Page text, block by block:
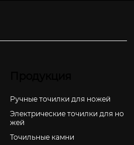
Ручные точилки для ножей
Электрические точилки для но
жей
Точильные камни